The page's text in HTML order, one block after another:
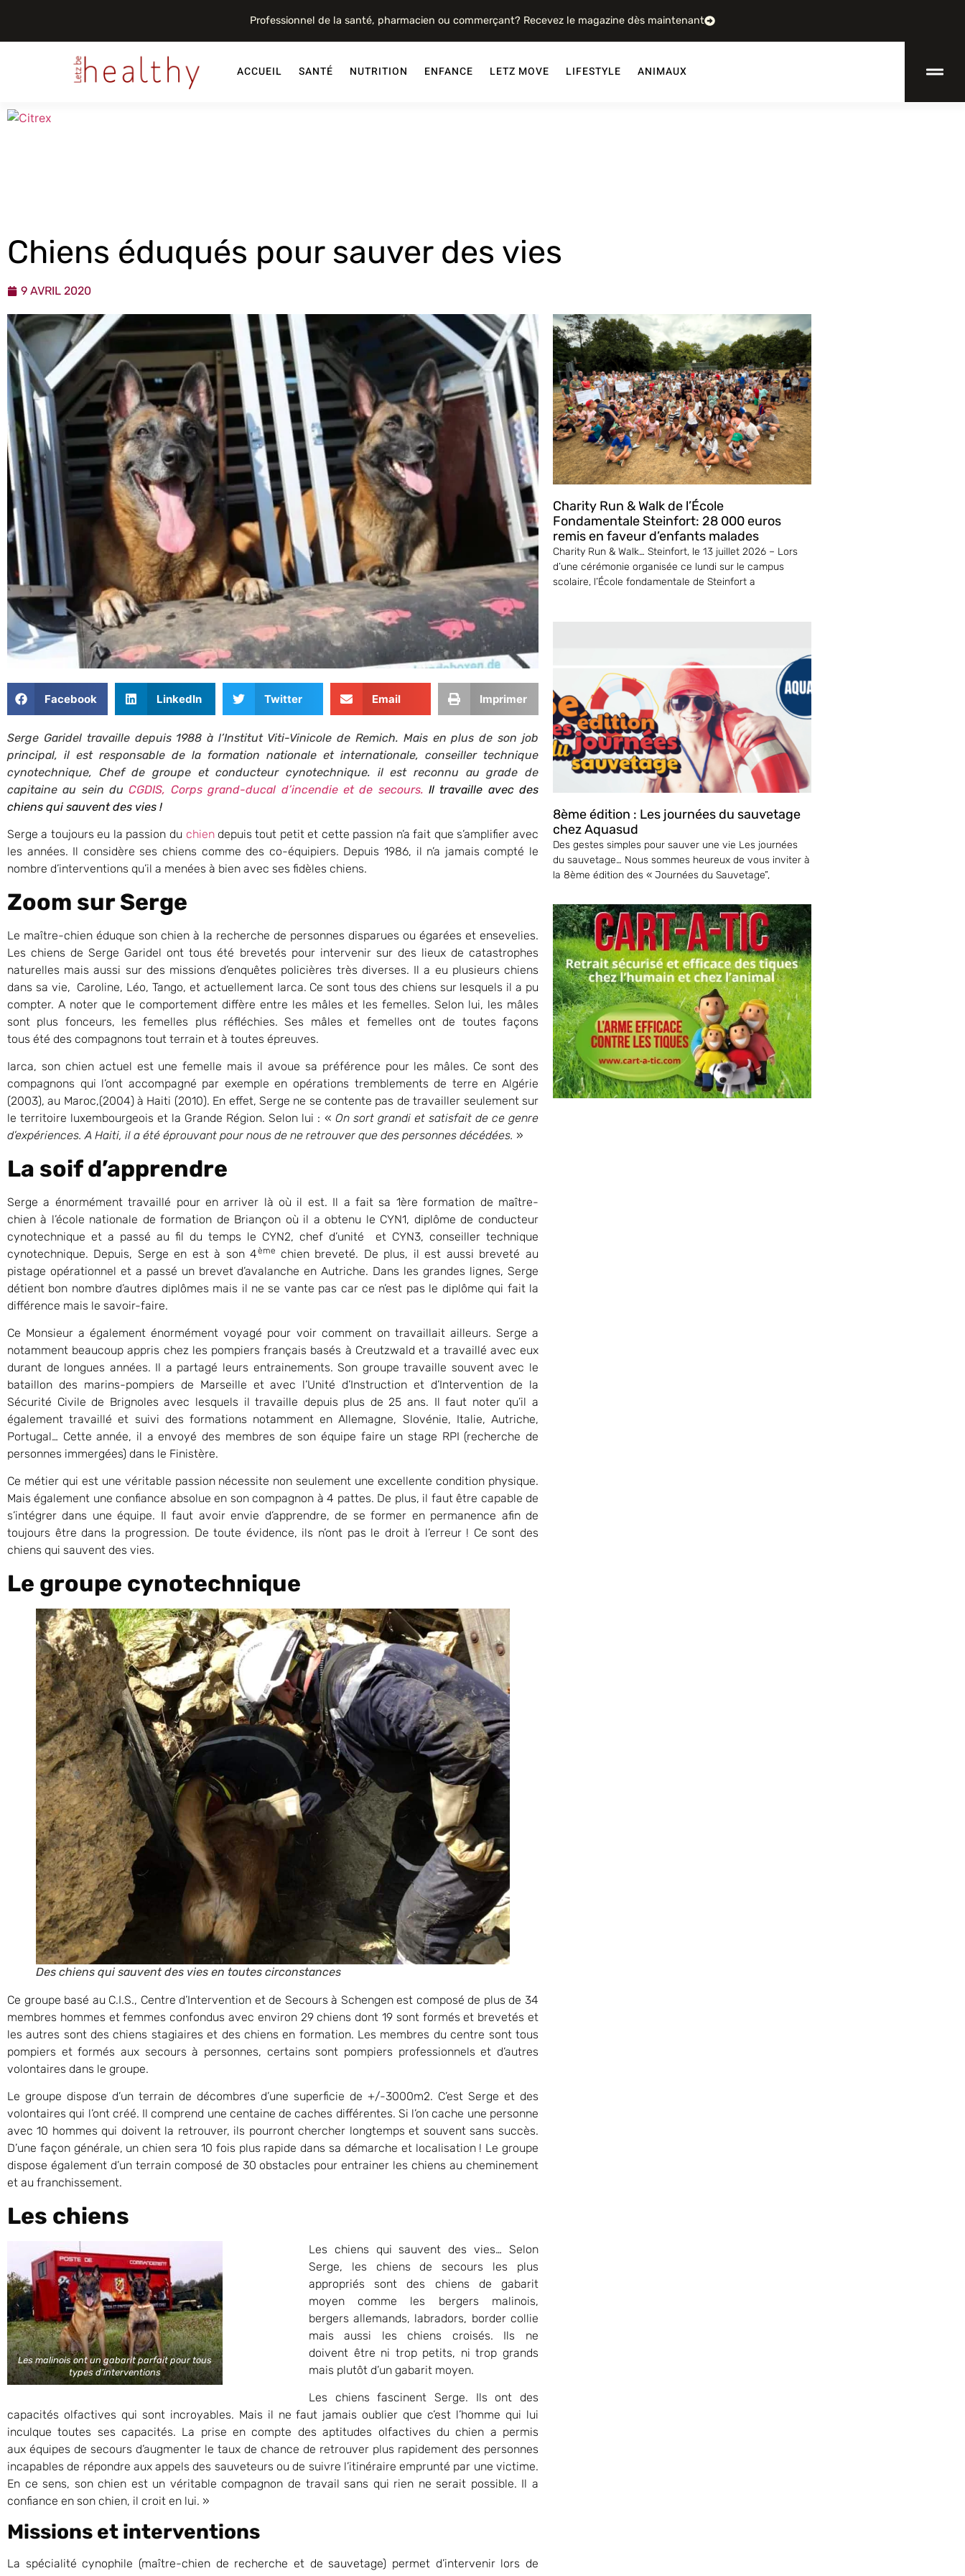
Professionnel de la santé, pharmacien ou commerçant? Recevez le magazine dès maintenant
ACCUEIL SANTÉ NUTRITION ENFANCE LETZ MOVE LIFESTYLE ANIMAUX
Chiens éduqués pour sauver des vies
9 AVRIL 2020
Facebook LinkedIn Twitter Email Imprimer
Serge Garidel travaille depuis 1988 à l’Institut Viti-Vinicole de Remich. Mais en plus de son job
principal, il est responsable de la formation nationale et internationale, conseiller technique
cynotechnique, Chef de groupe et conducteur cynotechnique. il est reconnu au grade de
capitaine au sein duCGDIS, Corps grand-ducal d’incendie et de secours. Il travaille avec des
chiens qui sauvent des vies !
Serge a toujours eu la passion du chien depuis tout petit et cette passion n’a fait que s’amplifier avec
les années. Il considère ses chiens comme des co-équipiers. Depuis 1986, il n’a jamais compté le
nombre d’interventions qu’il a menées à bien avec ses fidèles chiens.
Zoom sur Serge
Le maître-chien éduque son chien à la recherche de personnes disparues ou égarées et ensevelies.
Les chiens de Serge Garidel ont tous été brevetés pour intervenir sur des lieux de catastrophes
naturelles mais aussi sur des missions d’enquêtes policières très diverses. Il a eu plusieurs chiens
dans sa vie, Caroline, Léo, Tango, et actuellement Iarca. Ce sont tous des chiens sur lesquels il a pu
compter. A noter que le comportement diffère entre les mâles et les femelles. Selon lui, les mâles
sont plus fonceurs, les femelles plus réfléchies. Ses mâles et femelles ont de toutes façons
tous été des compagnons tout terrain et à toutes épreuves.
Iarca, son chien actuel est une femelle mais il avoue sa préférence pour les mâles. Ce sont des
compagnons qui l’ont accompagné par exemple en opérations tremblements de terre en Algérie
(2003), au Maroc,(2004) à Haiti (2010). En effet, Serge ne se contente pas de travailler seulement sur
le territoire luxembourgeois et la Grande Région. Selon lui : « On sort grandi et satisfait de ce genre
d’expériences. A Haiti, il a été éprouvant pour nous de ne retrouver que des personnes décédées. »
La soif d’apprendre
Serge a énormément travaillé pour en arriver là où il est. Il a fait sa 1ère formation de maître-
chien à l’école nationale de formation de Briançon où il a obtenu le CYN1, diplôme de conducteur
cynotechnique et a passé au fil du temps le CYN2, chef d’unité et CYN3, conseiller technique
cynotechnique. Depuis, Serge en est à son 4ème chien breveté. De plus, il est aussi breveté au
pistage opérationnel et a passé un brevet d’avalanche en Autriche. Dans les grandes lignes, Serge
détient bon nombre d’autres diplômes mais il ne se vante pas car ce n’est pas le diplôme qui fait la
différence mais le savoir-faire.
Ce Monsieur a également énormément voyagé pour voir comment on travaillait ailleurs. Serge a
notamment beaucoup appris chez les pompiers français basés à Creutzwald et a travaillé avec eux
durant de longues années. Il a partagé leurs entrainements. Son groupe travaille souvent avec le
bataillon des marins-pompiers de Marseille et avec l’Unité d’Instruction et d’Intervention de la
Sécurité Civile de Brignoles avec lesquels il travaille depuis plus de 25 ans. Il faut noter qu’il a
également travaillé et suivi des formations notamment en Allemagne, Slovénie, Italie, Autriche,
Portugal… Cette année, il a envoyé des membres de son équipe faire un stage RPI (recherche de
personnes immergées) dans le Finistère.
Ce métier qui est une véritable passion nécessite non seulement une excellente condition physique.
Mais également une confiance absolue en son compagnon à 4 pattes. De plus, il faut être capable de
s’intégrer dans une équipe. Il faut avoir envie d’apprendre, de se former en permanence afin de
toujours être dans la progression. De toute évidence, ils n’ont pas le droit à l’erreur ! Ce sont des
chiens qui sauvent des vies.
Le groupe cynotechnique
Des chiens qui sauvent des vies en toutes circonstances
Ce groupe basé au C.I.S., Centre d’Intervention et de Secours à Schengen est composé de plus de 34
membres hommes et femmes confondus avec environ 29 chiens dont 19 sont formés et brevetés et
les autres sont des chiens stagiaires et des chiens en formation. Les membres du centre sont tous
pompiers et formés aux secours à personnes, certains sont pompiers professionnels et d’autres
volontaires dans le groupe.
Le groupe dispose d’un terrain de décombres d’une superficie de +/-3000m2. C’est Serge et des
volontaires qui l’ont créé. Il comprend une centaine de caches différentes. Si l’on cache une personne
avec 10 hommes qui doivent la retrouver, ils pourront chercher longtemps et souvent sans succès.
D’une façon générale, un chien sera 10 fois plus rapide dans sa démarche et localisation ! Le groupe
dispose également d’un terrain composé de 30 obstacles pour entrainer les chiens au cheminement
et au franchissement.
Les chiens
Les malinois ont un gabarit parfait pour tous
types d’interventions
Les chiens qui sauvent des vies… Selon
Serge, les chiens de secours les plus
appropriés sont des chiens de gabarit
moyen comme les bergers malinois,
bergers allemands, labradors, border collie
mais aussi les chiens croisés. Ils ne
doivent être ni trop petits, ni trop grands
mais plutôt d’un gabarit moyen.
Les chiens fascinent Serge. Ils ont des
capacités olfactives qui sont incroyables. Mais il ne faut jamais oublier que c’est l’homme qui lui
inculque toutes ses capacités. La prise en compte des aptitudes olfactives du chien a permis
aux équipes de secours d’augmenter le taux de chance de retrouver plus rapidement des personnes
incapables de répondre aux appels des sauveteurs ou de suivre l’itinéraire emprunté par une victime.
En ce sens, son chien est un véritable compagnon de travail sans qui rien ne serait possible. Il a
confiance en son chien, il croit en lui. »
Missions et interventions
La spécialité cynophile (maître-chien de recherche et de sauvetage) permet d’intervenir lors de
Charity Run & Walk de l’École
Fondamentale Steinfort: 28 000 euros
remis en faveur d’enfants malades
Charity Run & Walk… Steinfort, le 13 juillet 2026 – Lors
d’une cérémonie organisée ce lundi sur le campus
scolaire, l’École fondamentale de Steinfort a
8ème édition : Les journées du sauvetage
chez Aquasud
Des gestes simples pour sauver une vie Les journées
du sauvetage… Nous sommes heureux de vous inviter à
la 8ème édition des « Journées du Sauvetage”,